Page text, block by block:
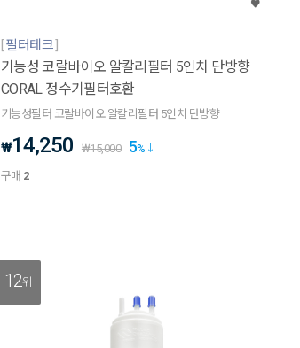
필터테크
기능성 코랄바이오 알칼리필터 5인치 단방향
CORAL 정수기필터호환
기능성필터 코랄바이오 알칼리필터 5인치 단방향
₩14,250 ₩15,000 5%
구매 2
12위